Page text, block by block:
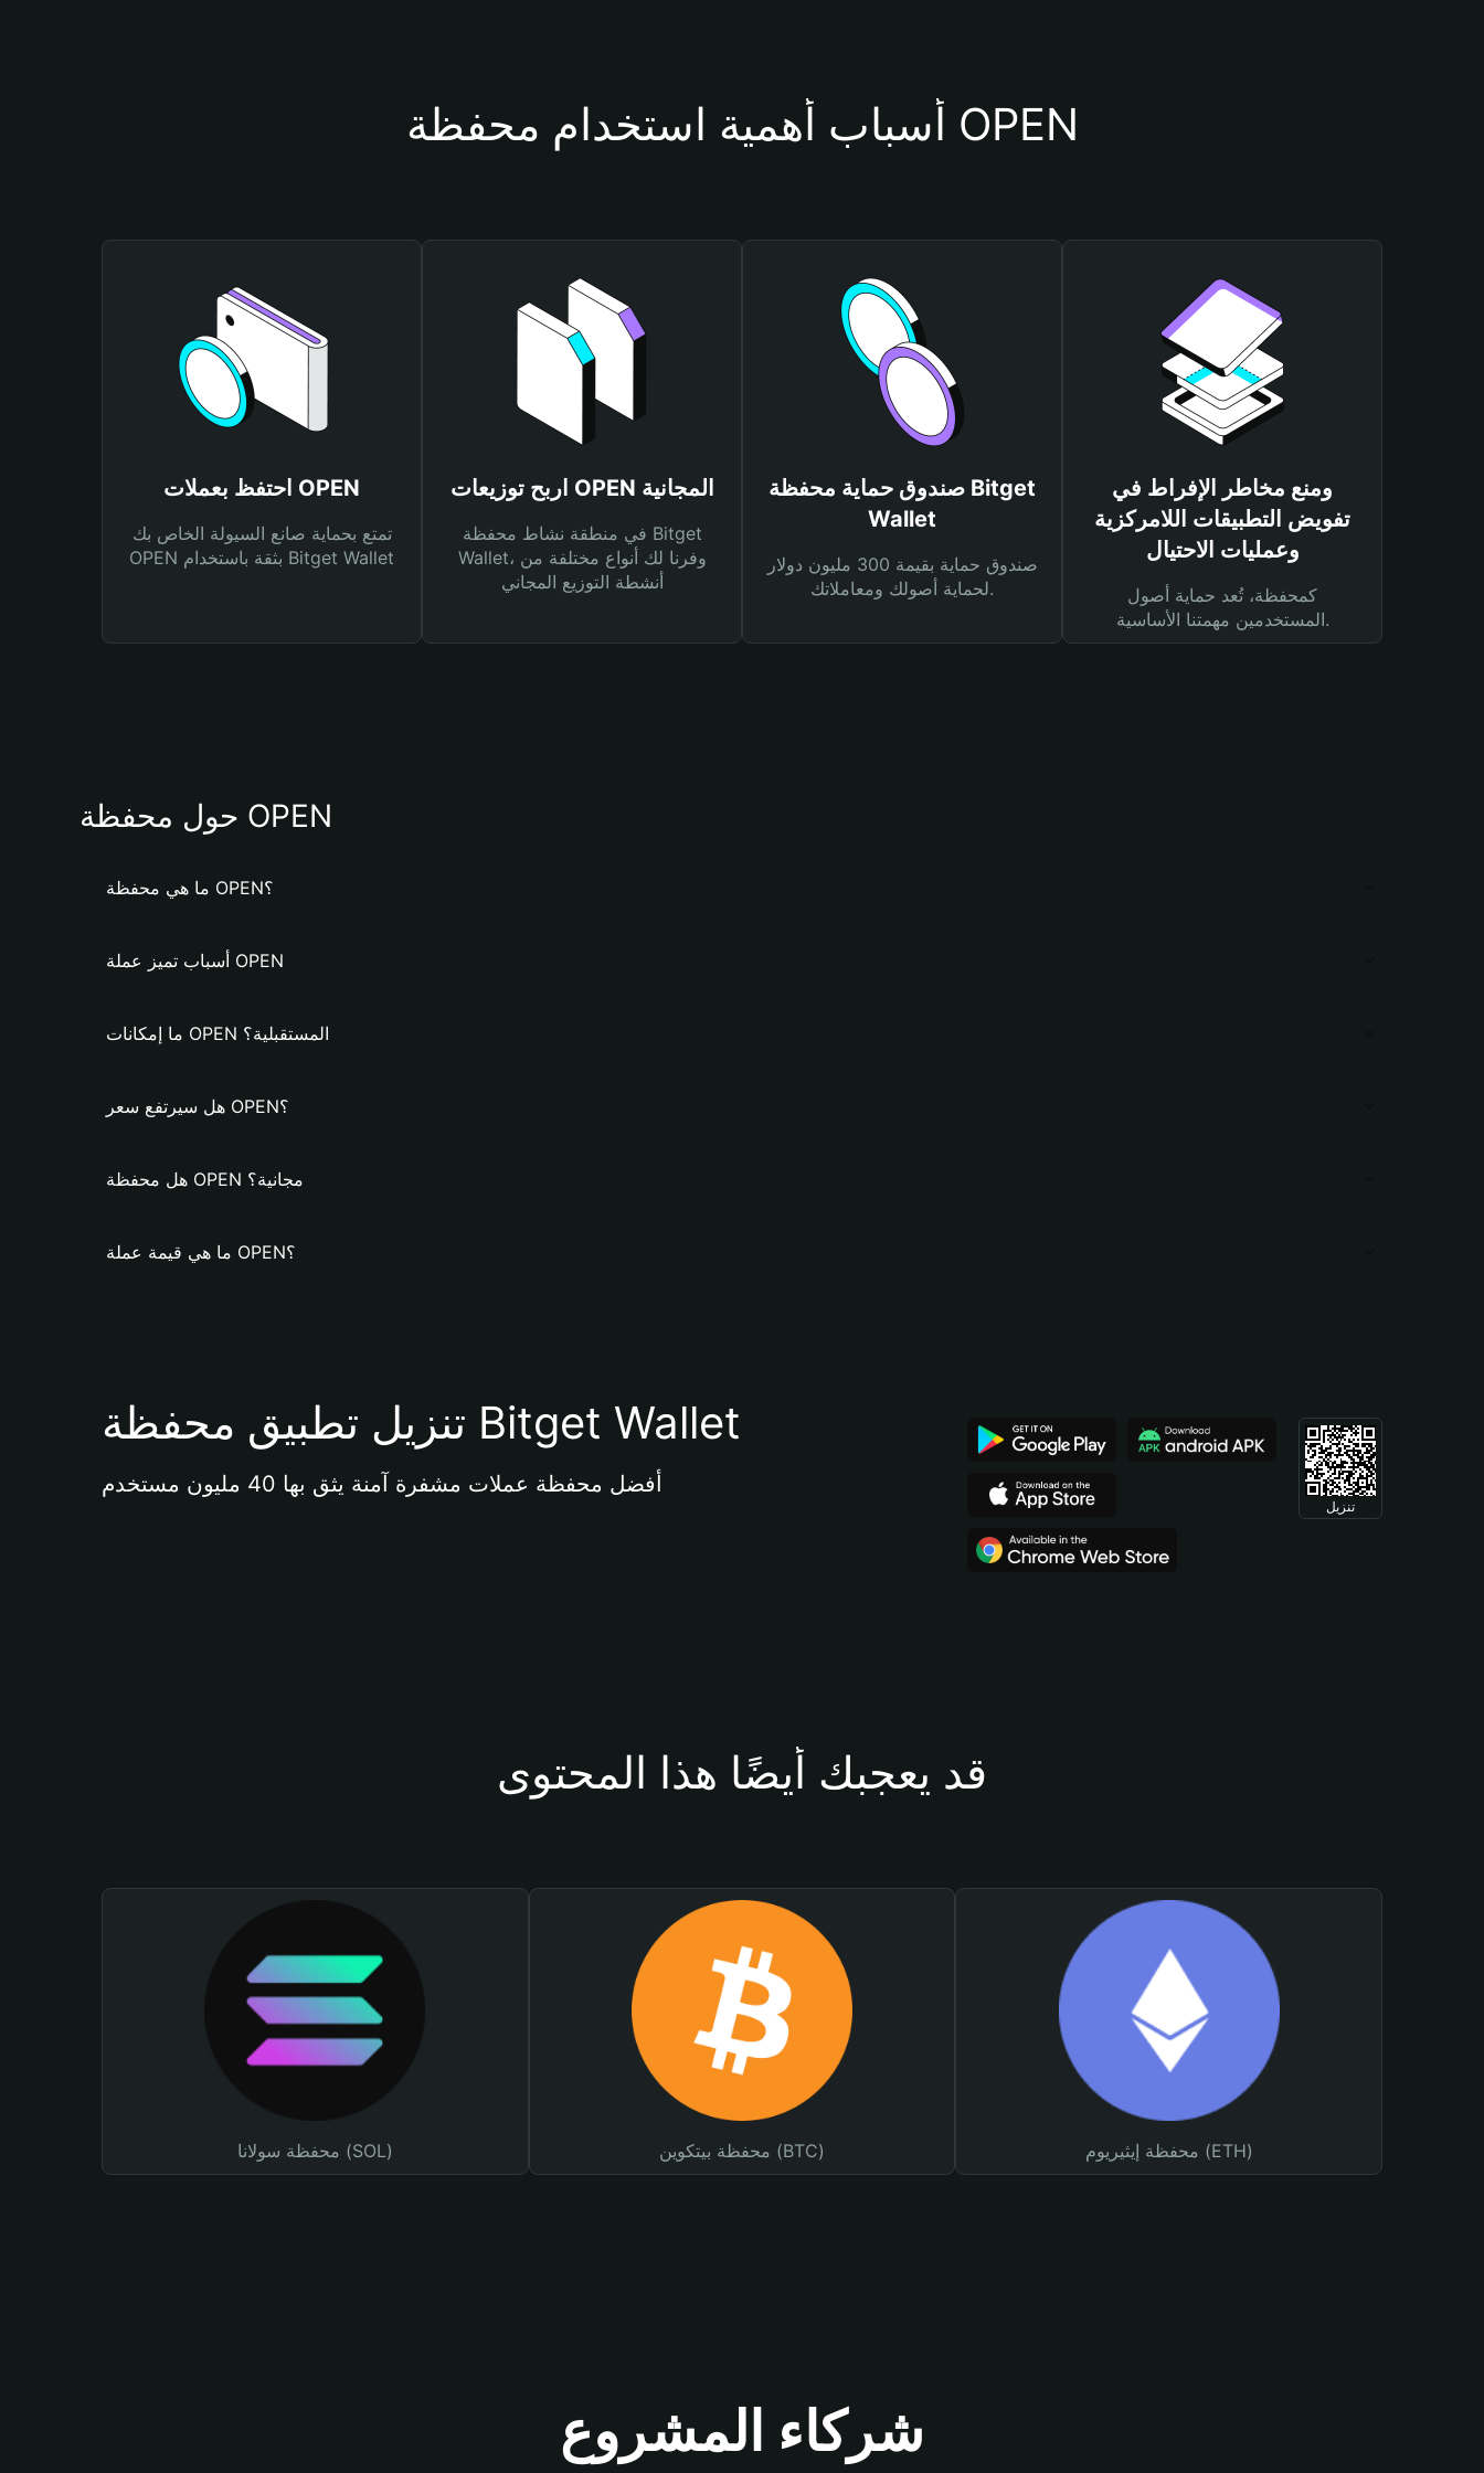
أسباب أهمية استخدام محفظة OPEN
احتفظ بعملات OPEN
تمتع بحماية صانع السيولة الخاص بك
OPEN بثقة باستخدام Bitget Wallet
اربح توزيعات OPEN المجانية
في منطقة نشاط محفظة Bitget
Wallet، وفرنا لك أنواع مختلفة من
أنشطة التوزيع المجاني
صندوق حماية محفظة Bitget
Wallet
صندوق حماية بقيمة 300 مليون دولار
لحماية أصولك ومعاملاتك.
ومنع مخاطر الإفراط في
تفويض التطبيقات اللامركزية
وعمليات الاحتيال
كمحفظة، تُعد حماية أصول
المستخدمين مهمتنا الأساسية.
حول محفظة OPEN
ما هي محفظة OPEN؟
أسباب تميز عملة OPEN
ما إمكانات OPEN المستقبلية؟
هل سيرتفع سعر OPEN؟
هل محفظة OPEN مجانية؟
ما هي قيمة عملة OPEN؟
تنزيل تطبيق محفظة Bitget Wallet
أفضل محفظة عملات مشفرة آمنة يثق بها 40 مليون مستخدم
تنزيل
قد يعجبك أيضًا هذا المحتوى
محفظة سولانا (SOL) محفظة بيتكوين (BTC) محفظة إيثيريوم (ETH)
شركاء المشروع